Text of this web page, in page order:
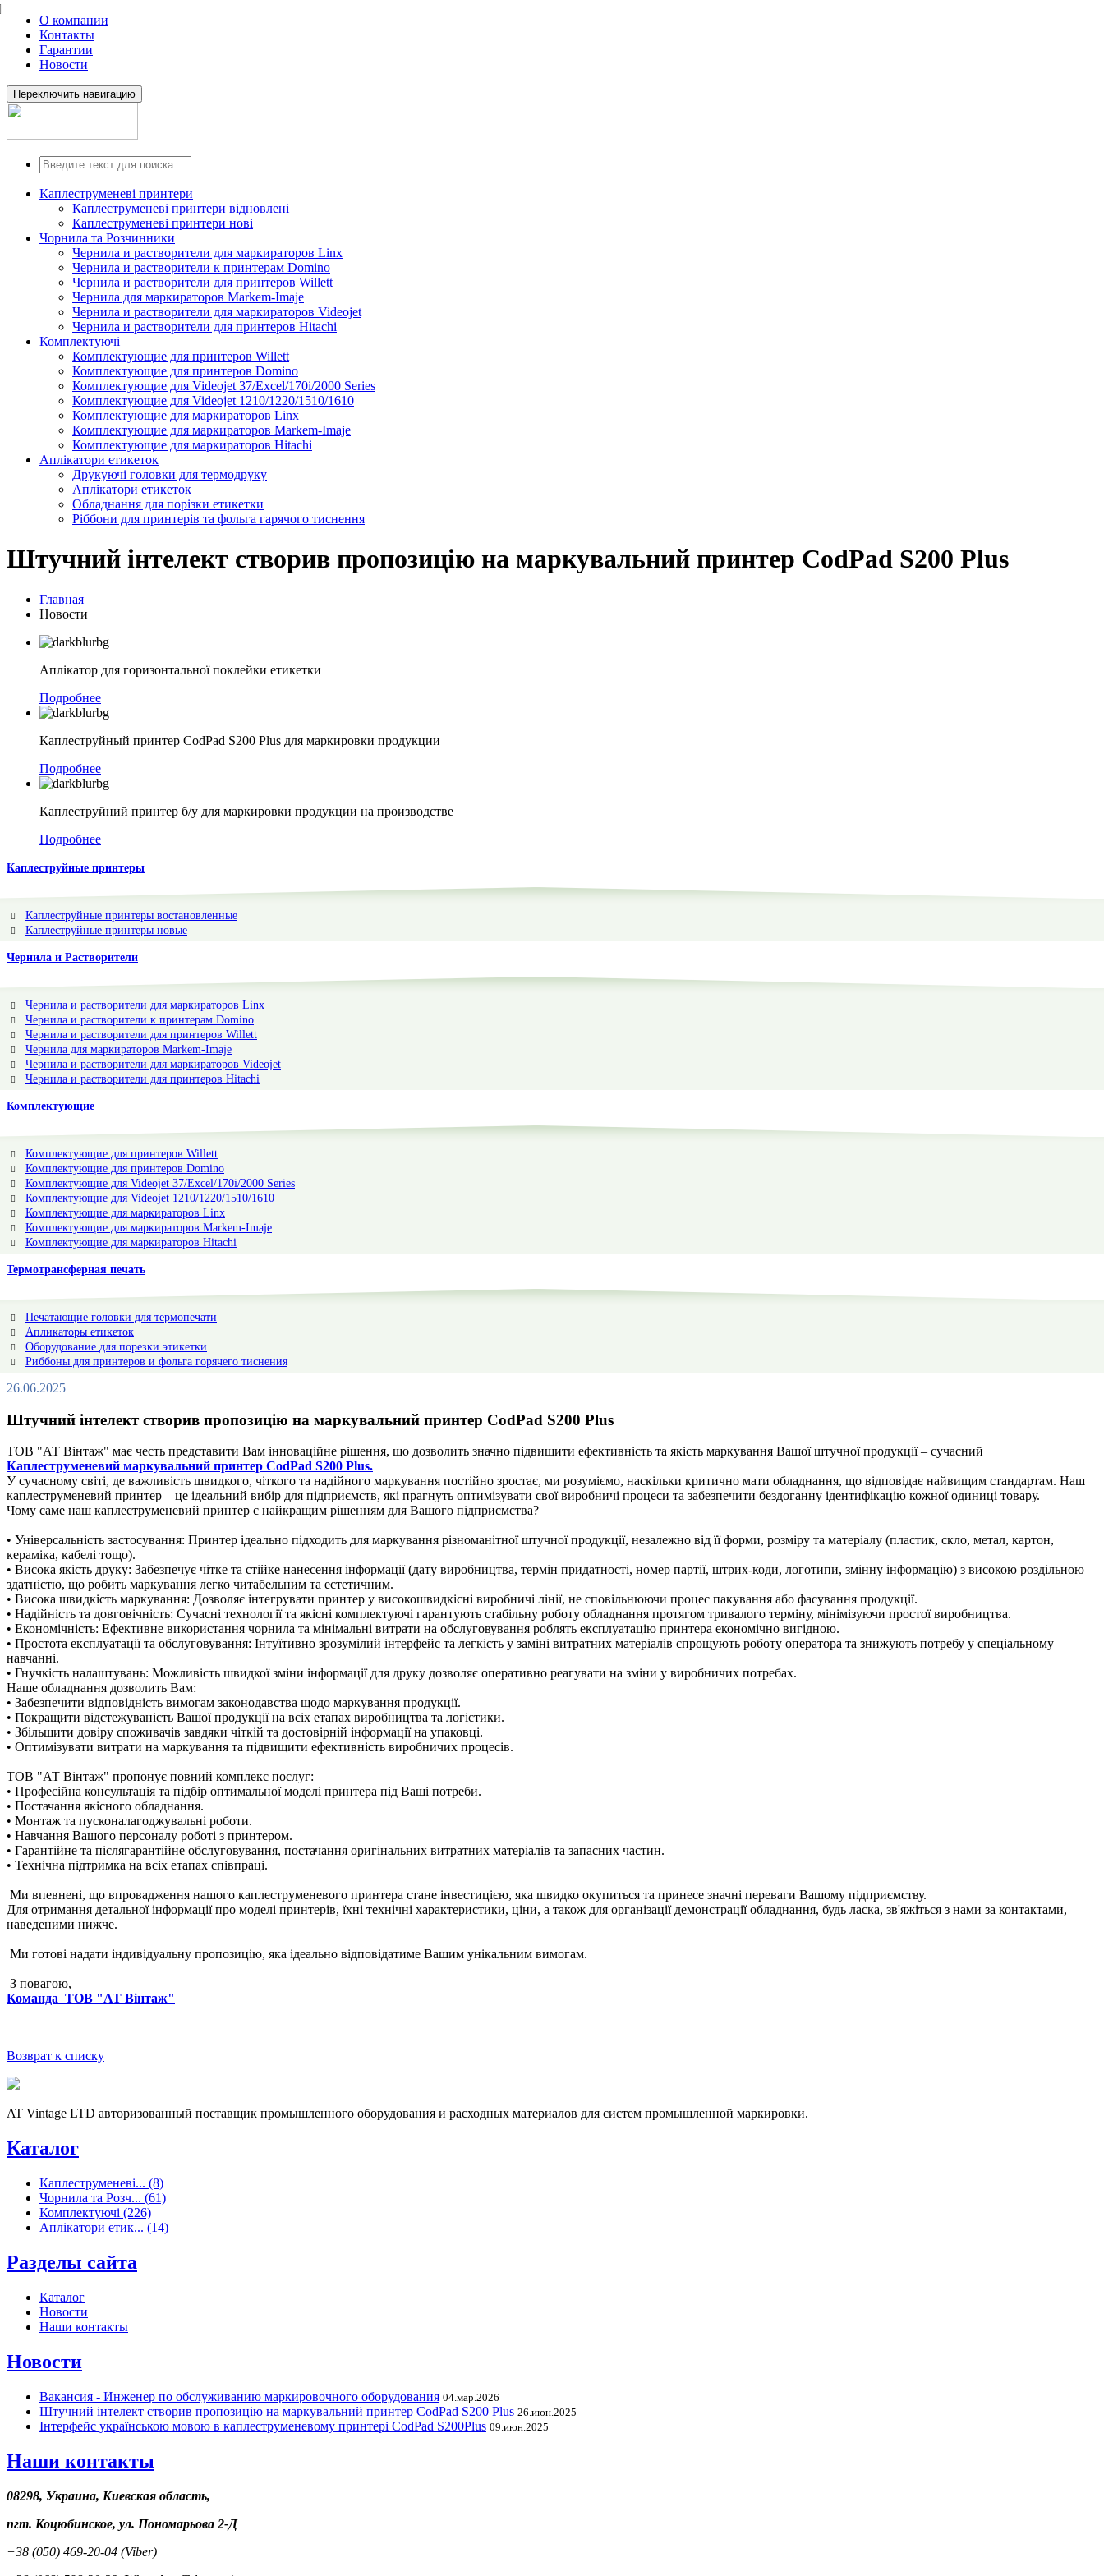
О компании
Контакты
Гарантии
Новости
Переключить навигацию
Каплеструменеві принтери
Каплеструменеві принтери відновлені
Каплеструменеві принтери нові
Чорнила та Розчинники
Чернила и растворители для маркираторов Linx
Чернила и растворители к принтерам Domino
Чернила и растворители для принтеров Willett
Чернила для маркираторов Markem-Imaje
Чернила и растворители для маркираторов Videojet
Чернила и растворители для принтеров Hitachi
Комплектуючі
Комплектующие для принтеров Willett
Комплектующие для принтеров Domino
Комплектующие для Videojet 37/Excel/170i/2000 Series
Комплектующие для Videojet 1210/1220/1510/1610
Комплектующие для маркираторов Linx
Комплектующие для маркираторов Markem-Imaje
Комплектующие для маркираторов Hitachi
Аплікатори етикеток
Друкуючі головки для термодруку
Аплікатори етикеток
Обладнання для порізки етикетки
Ріббони для принтерів та фольга гарячого тиснення
Штучний інтелект створив пропозицію на маркувальний принтер CodPad S200 Plus
Главная
Новости
Аплікатор для горизонтальної поклейки етикетки
Подробнее
Каплеструйный принтер CodPad S200 Plus для маркировки продукции
Подробнее
Каплеструйний принтер б/у для маркировки продукции на производстве
Подробнее
Каплеструйные принтеры
Каплеструйные принтеры востановленные
Каплеструйные принтеры новые
Чернила и Растворители
Чернила и растворители для маркираторов Linx
Чернила и растворители к принтерам Domino
Чернила и растворители для принтеров Willett
Чернила для маркираторов Markem-Imaje
Чернила и растворители для маркираторов Videojet
Чернила и растворители для принтеров Hitachi
Комплектующие
Комплектующие для принтеров Willett
Комплектующие для принтеров Domino
Комплектующие для Videojet 37/Excel/170i/2000 Series
Комплектующие для Videojet 1210/1220/1510/1610
Комплектующие для маркираторов Linx
Комплектующие для маркираторов Markem-Imaje
Комплектующие для маркираторов Hitachi
Термотрансферная печать
Печатающие головки для термопечати
Апликаторы етикеток
Оборудование для порезки этикетки
Риббоны для принтеров и фольга горячего тиснения
26.06.2025
Штучний інтелект створив пропозицію на маркувальний принтер CodPad S200 Plus
ТОВ "АТ Вінтаж" має честь представити Вам інноваційне рішення, що дозволить значно підвищити ефективність та якість маркування Вашої штучної продукції – сучасний
Каплеструменевий маркувальний принтер CodPad S200 Plus.
У сучасному світі, де важливість швидкого, чіткого та надійного маркування постійно зростає, ми розуміємо, наскільки критично мати обладнання, що відповідає найвищим стандартам. Наш
каплеструменевий принтер – це ідеальний вибір для підприємств, які прагнуть оптимізувати свої виробничі процеси та забезпечити бездоганну ідентифікацію кожної одиниці товару.
Чому саме наш каплеструменевий принтер є найкращим рішенням для Вашого підприємства?
• Універсальність застосування: Принтер ідеально підходить для маркування різноманітної штучної продукції, незалежно від її форми, розміру та матеріалу (пластик, скло, метал, картон,
кераміка, кабелі тощо).
• Висока якість друку: Забезпечує чітке та стійке нанесення інформації (дату виробництва, термін придатності, номер партії, штрих-коди, логотипи, змінну інформацію) з високою роздільною
здатністю, що робить маркування легко читабельним та естетичним.
• Висока швидкість маркування: Дозволяє інтегрувати принтер у високошвидкісні виробничі лінії, не сповільнюючи процес пакування або фасування продукції.
• Надійність та довговічність: Сучасні технології та якісні комплектуючі гарантують стабільну роботу обладнання протягом тривалого терміну, мінімізуючи простої виробництва.
• Економічність: Ефективне використання чорнила та мінімальні витрати на обслуговування роблять експлуатацію принтера економічно вигідною.
• Простота експлуатації та обслуговування: Інтуїтивно зрозумілий інтерфейс та легкість у заміні витратних матеріалів спрощують роботу оператора та знижують потребу у спеціальному
навчанні.
• Гнучкість налаштувань: Можливість швидкої зміни інформації для друку дозволяє оперативно реагувати на зміни у виробничих потребах.
Наше обладнання дозволить Вам:
• Забезпечити відповідність вимогам законодавства щодо маркування продукції.
• Покращити відстежуваність Вашої продукції на всіх етапах виробництва та логістики.
• Збільшити довіру споживачів завдяки чіткій та достовірній інформації на упаковці.
• Оптимізувати витрати на маркування та підвищити ефективність виробничих процесів.
ТОВ "АТ Вінтаж" пропонує повний комплекс послуг:
• Професійна консультація та підбір оптимальної моделі принтера під Ваші потреби.
• Постачання якісного обладнання.
• Монтаж та пусконалагоджувальні роботи.
• Навчання Вашого персоналу роботі з принтером.
• Гарантійне та післягарантійне обслуговування, постачання оригінальних витратних матеріалів та запасних частин.
• Технічна підтримка на всіх етапах співпраці.
Ми впевнені, що впровадження нашого каплеструменевого принтера стане інвестицією, яка швидко окупиться та принесе значні переваги Вашому підприємству.
Для отримання детальної інформації про моделі принтерів, їхні технічні характеристики, ціни, а також для організації демонстрації обладнання, будь ласка, зв'яжіться з нами за контактами,
наведеними нижче.
Ми готові надати індивідуальну пропозицію, яка ідеально відповідатиме Вашим унікальним вимогам.
З повагою,
Команда ТОВ "АТ Вінтаж"
Возврат к списку
AT Vintage LTD авторизованный поставщик промышленного оборудования и расходных материалов для систем промышленной маркировки.
Каталог
Каплеструменеві... (8)
Чорнила та Розч... (61)
Комплектуючі (226)
Аплікатори етик... (14)
Разделы сайта
Каталог
Новости
Наши контакты
Новости
Вакансия - Инженер по обслуживанию маркировочного оборудования 04.мар.2026
Штучний інтелект створив пропозицію на маркувальний принтер CodPad S200 Plus 26.июн.2025
Інтерфейс українською мовою в каплеструменевому принтері CodPad S200Plus 09.июн.2025
Наши контакты
08298, Украина, Киевская область,
пгт. Коцюбинское, ул. Пономарьова 2-Д
+38 (050) 469-20-04 (Viber)